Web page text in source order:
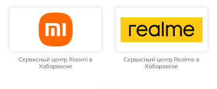
Сервисный центр Xiaomi в
Хабаровске
Сервисный центр Realme в
Хабаровске